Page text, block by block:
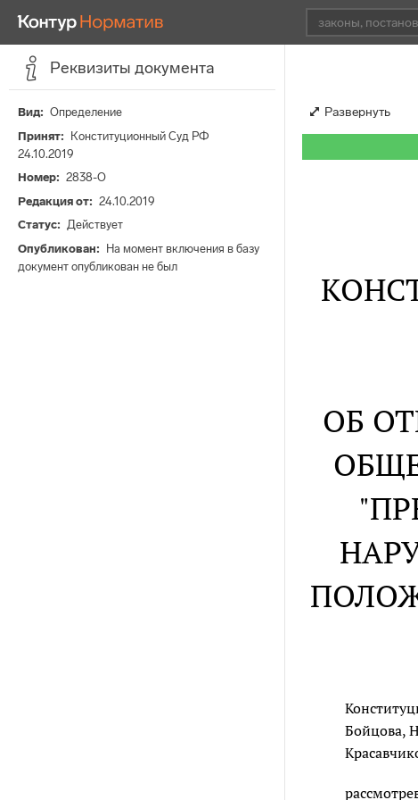
Реквизиты документа
Вид
Определение
Принят
Конституционный Суд РФ
24.10.2019
Номер
2838-О
Редакция от
24.10.2019
Статус
Действует
Опубликован
На момент включения в базу
документ опубликован не был
Развернуть
ОБ
Бойцова,